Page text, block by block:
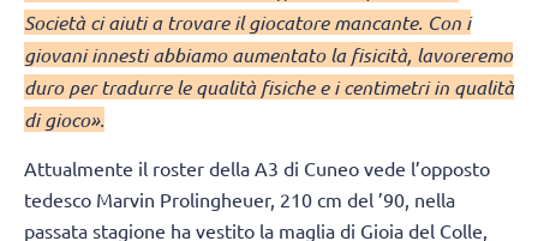
Società ci aiuti a trovare il giocatore mancante. Con i
giovani innesti abbiamo aumentato la fisicità, lavoreremo
duro per tradurre le qualità fisiche e i centimetri in qualità
di gioco».
Attualmente il roster della A3 di Cuneo vede l’opposto
tedesco Marvin Prolingheuer, 210 cm del ’90, nella
passata stagione ha vestito la maglia di Gioia del Colle,